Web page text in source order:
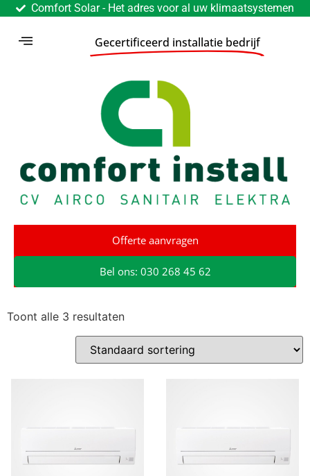
Comfort Solar - Het adres voor al uw klimaatsystemen
Gecertificeerd installatie bedrijf
Offerte aanvragen
Bel ons: 030 268 45 62
Toont alle 3 resultaten